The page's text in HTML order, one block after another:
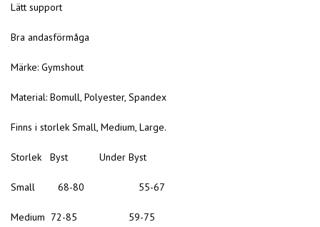
Lätt support
Bra andasförmåga
Märke: Gymshout
Material: Bomull, Polyester, Spandex
Finns i storlek Small, Medium, Large.
Storlek Byst Under Byst
Small 68-80 55-67
Medium 72-85 59-75